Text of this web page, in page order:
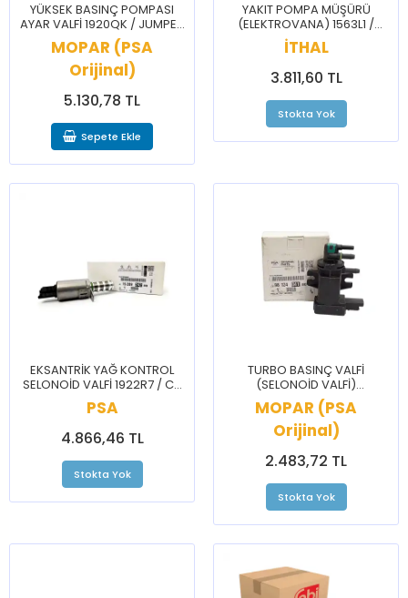
YÜKSEK BASINÇ POMPASI
AYAR VALFİ 1920QK / JUMPER
BOXER
MOPAR (PSA
Orijinal)
5.130,78 TL
Sepete Ekle
YAKIT POMPA MÜŞÜRÜ
(ELEKTROVANA) 1563L1 /
BERLİNGO JUMPER JUMPY
XSARA 206 BOXER PARTNER
İTHAL
3.811,60 TL
Stokta Yok
EKSANTRİK YAĞ KONTROL
SELONOİD VALFİ 1922R7 / C3
C4 CELYSEE 2008 207 208
3008 301 308 5008 508
PSA
4.866,46 TL
Stokta Yok
TURBO BASINÇ VALFİ
(SELONOİD VALFİ)
9812404180 / BRLNGO C3 C4
CELYSEE 208 3008 301 308
PRTNR RFTR
MOPAR (PSA
Orijinal)
2.483,72 TL
Stokta Yok